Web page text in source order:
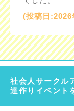
(投稿日:2026
社会人サークル
達作りイベント